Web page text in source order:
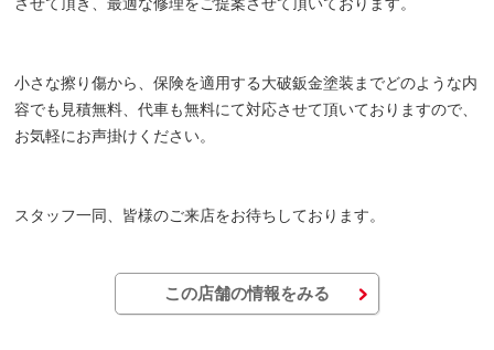
小さな擦り傷から、保険を適用する大破鈑金塗装までどのような内
容でも見積無料、代車も無料にて対応させて頂いておりますので、
お気軽にお声掛けください。
スタッフ一同、皆様のご来店をお待ちしております。
この店舗の情報をみる